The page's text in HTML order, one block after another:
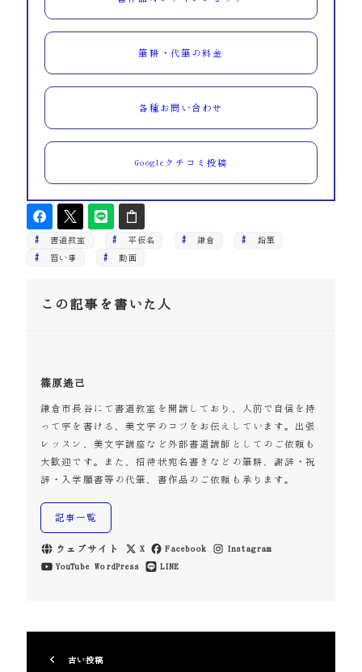
筆耕・代筆の料金
各種お問い合わせ
Googleクチコミ投稿
書道教室 平仮名 鎌倉 鉛筆
習い事 動画
この記事を書いた人
篠原遙己
鎌倉市長谷にて書道教室を開講しており、人前で自信を持
って字を書ける、美文字のコツをお伝えしています。出張
レッスン、美文字講座など外部書道講師としてのご依頼も
大歓迎です。また、招待状宛名書きなどの筆耕、謝辞・祝
辞・入学願書等の代筆、書作品のご依頼も承ります。
記事一覧
ウェブサイト X Facebook
Instagram
YouTube WordPress LINE
古い投稿